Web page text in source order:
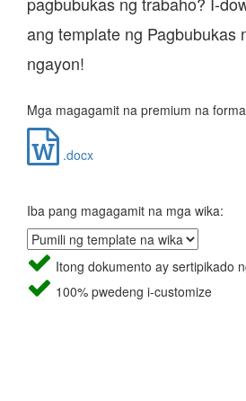
ang template ng Pagbubukas
ngayon!
Mga magagamit na premium na
.docx
Iba pang magagamit na mga wika:
Itong dokumento ay sertipikado
100% pwedeng i-customize